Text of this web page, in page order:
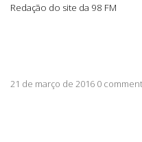
Redação do site da 98 FM
21 de março de 2016 0 comment